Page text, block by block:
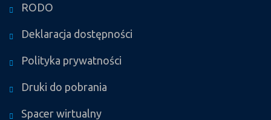
RODO
Deklaracja dostępności
Polityka prywatności
Druki do pobrania
Spacer wirtualny